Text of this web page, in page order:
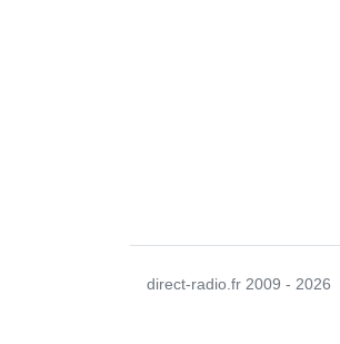
direct-radio.fr 2009 - 2026